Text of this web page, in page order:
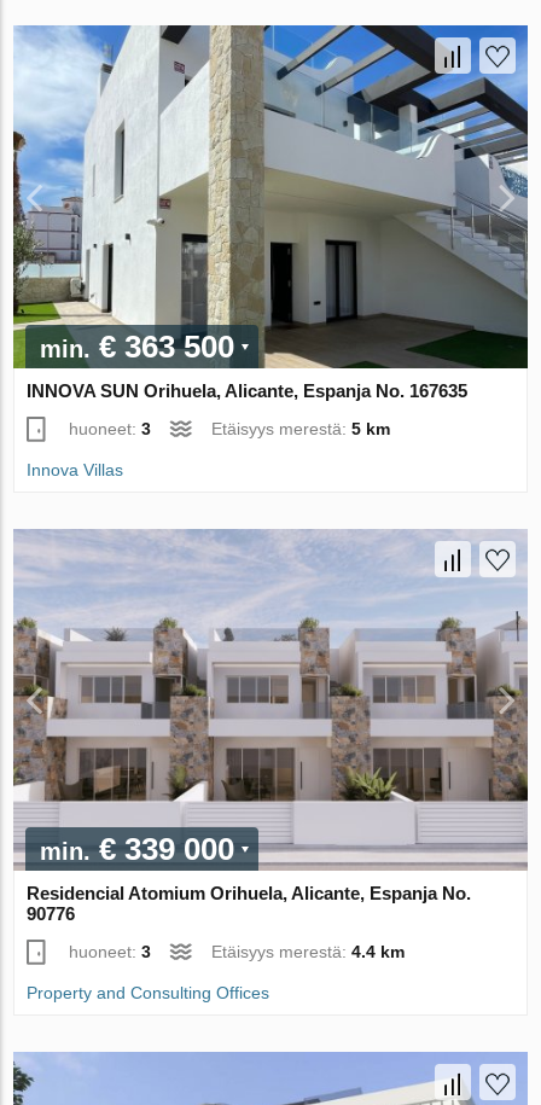
min. € 363 500
INNOVA SUN Orihuela, Alicante, Espanja No. 167635
huoneet:3 Etäisyys merestä:5 km
Innova Villas
min. € 339 000
Residencial Atomium Orihuela, Alicante, Espanja No.
90776
huoneet:3 Etäisyys merestä:4.4 km
Property and Consulting Offices